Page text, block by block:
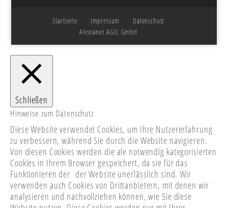
Startseite Impressum
Datenschutz
Alexianer AGIL GmbH
Schließen
Hinweise zum Datenschutz
Diese Website verwendet Cookies, um Ihre Nutzererfahrung
zu verbessern, während Sie durch die Website navigieren.
Von diesen Cookies werden die ale notwendig kategorisierten
Cookies in Ihrem Browser gespeichert, da sie für das
Funktionieren der der Website unerlässlich sind. Wir
verwenden auch Cookies von Drittanbietern, mit denen wir
analysieren und nachvollziehen können, wie Sie diese